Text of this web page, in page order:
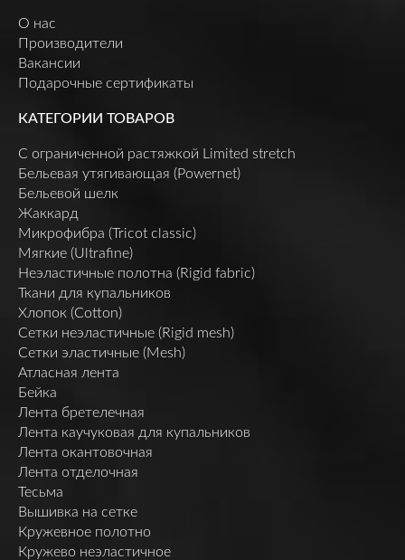
О нас
Производители
Вакансии
Подарочные сертификаты
КАТЕГОРИИ ТОВАРОВ
C ограниченной растяжкой Limited stretch
Бельевая утягивающая (Powernet)
Бельевой шелк
Жаккард
Микрофибра (Tricot classic)
Мягкие (Ultrafine)
Неэластичные полотна (Rigid fabric)
Ткани для купальников
Хлопок (Cotton)
Сетки неэластичные (Rigid mesh)
Сетки эластичные (Mesh)
Атласная лента
Бейка
Лента бретелечная
Лента каучуковая для купальников
Лента окантовочная
Лента отделочная
Тесьма
Вышивка на сетке
Кружевное полотно
Кружево неэластичное